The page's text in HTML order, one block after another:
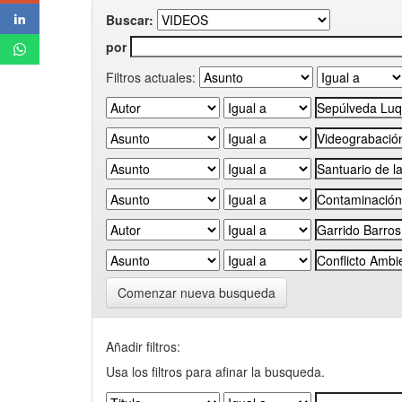
Buscar:
por
Filtros actuales:
Comenzar nueva busqueda
Añadir filtros:
Usa los filtros para afinar la busqueda.